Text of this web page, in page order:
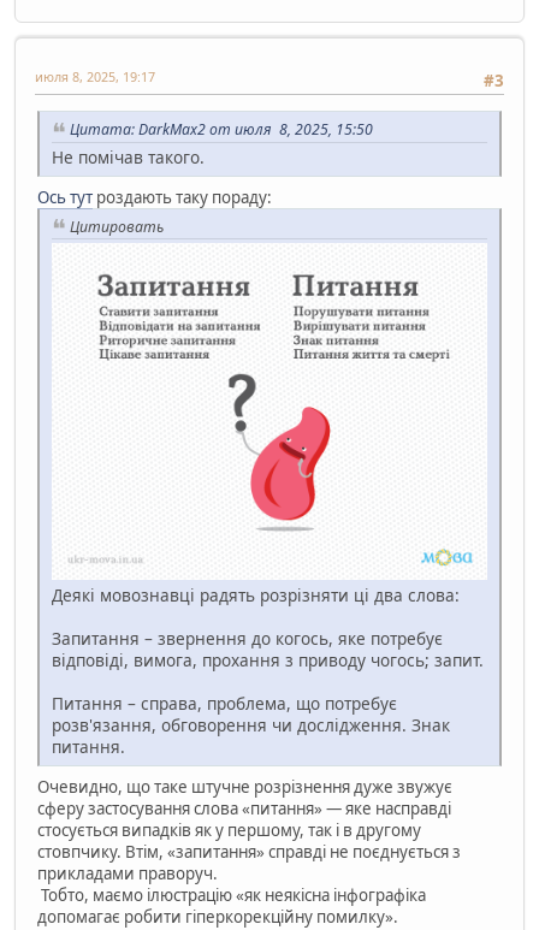
#3
июля 8, 2025, 19:17
Цитата: DarkMax2 от июля 8, 2025, 15:50
Не помічав такого.
Ось тут роздають таку пораду:
Цитировать
Деякі мовознавці радять розрізняти ці два слова:
Запитання – звернення до когось, яке потребує
відповіді, вимога, прохання з приводу чогось; запит.
Питання – справа, проблема, що потребує
розв'язання, обговорення чи дослідження. Знак
питання.
Очевидно, що таке штучне розрізнення дуже звужує
сферу застосування слова «питання» — яке насправді
стосується випадків як у першому, так і в другому
стовпчику. Втім, «запитання» справді не поєднується з
прикладами праворуч.
Тобто, маємо ілюстрацію «як неякісна інфографіка
допомагає робити гіперкорекційну помилку».